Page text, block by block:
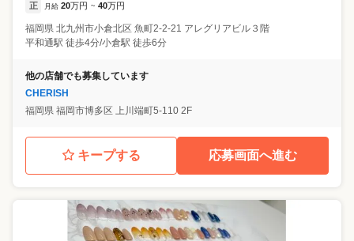
正 月給 20万円 ~ 40万円
福岡県 北九州市小倉北区 魚町2-2-21 アレグリアビル３階
平和通駅 徒歩4分/小倉駅 徒歩6分
他の店舗でも募集しています
CHERISH
福岡県 福岡市博多区 上川端町5-110 2F
キープする 応募画面へ進む